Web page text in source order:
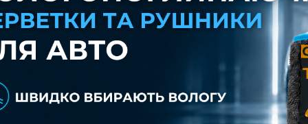
Насоси
Рамки
Сигнали
Хомути